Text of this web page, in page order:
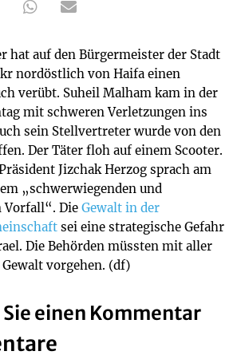
hat auf den Bürgermeister der Stadt
nordöstlich von Haifa einen
verübt. Suheil Malham kam in der
mit schweren Verletzungen ins
sein Stellvertreter wurde von den
Der Täter floh auf einem Scooter.
Jizchak Herzog sprach am
„schwerwiegenden und
Vorfall“. Die Gewalt in der
sei eine strategische Gefahr
Die Behörden müssten mit aller
vorgehen. (df)
einen Kommentar